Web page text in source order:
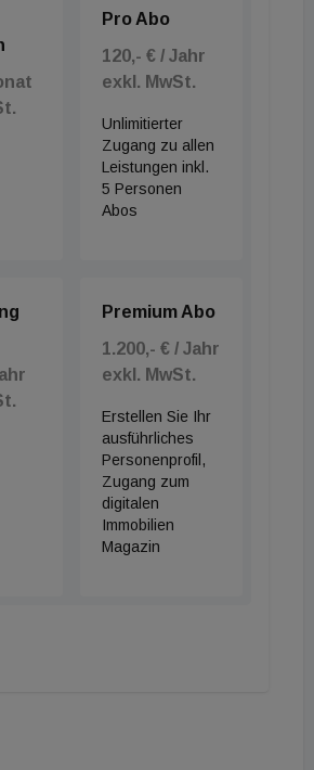
Pro Abo
120,- € / Jahr
exkl. MwSt.
Unlimitierter
Zugang zu allen
Leistungen inkl.
5 Personen
Abos
Premium Abo
1.200,- € / Jahr
exkl. MwSt.
Erstellen Sie Ihr
ausführliches
Personenprofil,
Zugang zum
digitalen
Immobilien
Magazin